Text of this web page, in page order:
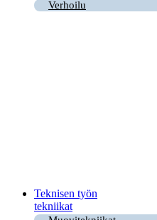
Verhoilu
Teknisen työn
tekniikat